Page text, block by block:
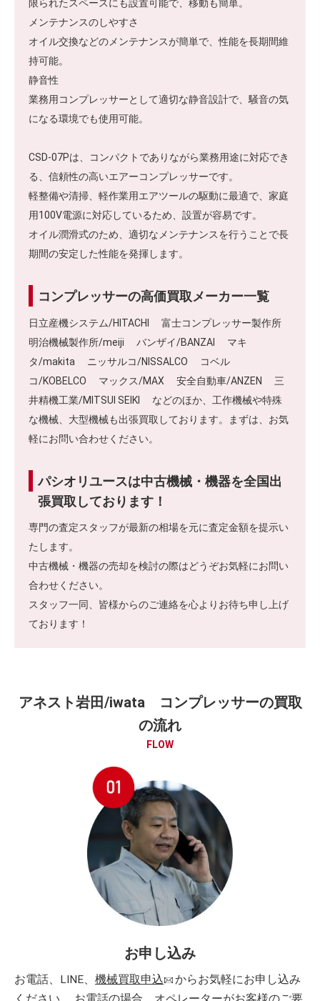
限られたスペースにも設置可能で、移動も簡単。
メンテナンスのしやすさ
オイル交換などのメンテナンスが簡単で、性能を長期間維
持可能。
静音性
業務用コンプレッサーとして適切な静音設計で、騒音の気
になる環境でも使用可能。
CSD-07Pは、コンパクトでありながら業務用途に対応でき
る、信頼性の高いエアーコンプレッサーです。
軽整備や清掃、軽作業用エアツールの駆動に最適で、家庭
用100V電源に対応しているため、設置が容易です。
オイル潤滑式のため、適切なメンテナンスを行うことで長
期間の安定した性能を発揮します。
コンプレッサーの高価買取メーカー一覧
日立産機システム/HITACHI 富士コンプレッサー製作所
明治機械製作所/meiji バンザイ/BANZAI マキ
タ/makita ニッサルコ/NISSALCO コベル
コ/KOBELCO マックス/MAX 安全自動車/ANZEN 三
井精機工業/MITSUI SEIKI などのほか、工作機械や特殊
な機械、大型機械も出張買取しております。まずは、お気
軽にお問い合わせください。
パシオリユースは中古機械・機器を全国出
張買取しております！
専門の査定スタッフが最新の相場を元に査定金額を提示い
たします。
中古機械・機器の売却を検討の際はどうぞお気軽にお問い
合わせください。
スタッフ一同、皆様からのご連絡を心よりお待ち申し上げ
ております！
アネスト岩田/iwata コンプレッサーの買取
の流れ
FLOW
お申し込み
お電話、LINE、 機械買取申込
からお気軽にお申し込み